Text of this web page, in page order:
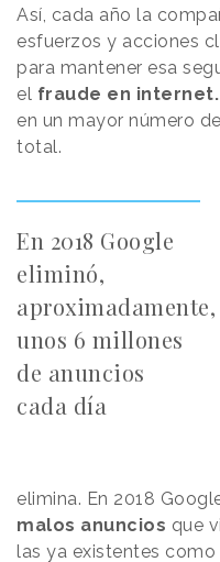
Así, cada año la
esfuerzos y acciones
para mantener esa
el fraude en internet.
en un mayor número
total.
En 2018 Google
eliminó,
aproximadamente,
unos 6 millones
de anuncios
cada día
elimina. En 2018
malos anuncios que
las ya existentes